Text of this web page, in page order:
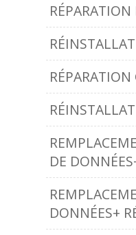
RÉPARATION
RÉPARATION
DE
DONNÉES+